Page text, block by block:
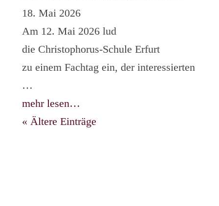
18. Mai 2026
Am 12. Mai 2026 lud
die Christophorus-Schule Erfurt
zu einem Fachtag ein, der interessierten
…
mehr lesen…
« Ältere Einträge